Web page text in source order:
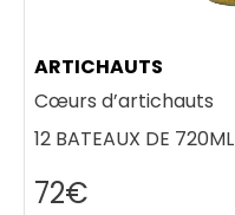
ARTICHAUTS
Cœurs d’artichauts
12 BATEAUX DE 720ML
72€